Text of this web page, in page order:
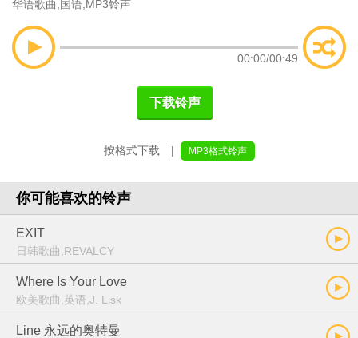
华语歌曲 国语 MP3铃声
00:00/00:49
下载铃声
按格式下载 | MP3格式铃声
你可能喜欢的铃声
EXIT
日韩歌曲,REVALCY
Where Is Your Love
欧美歌曲,英语,J. Lisk
Line 永远的奥特曼